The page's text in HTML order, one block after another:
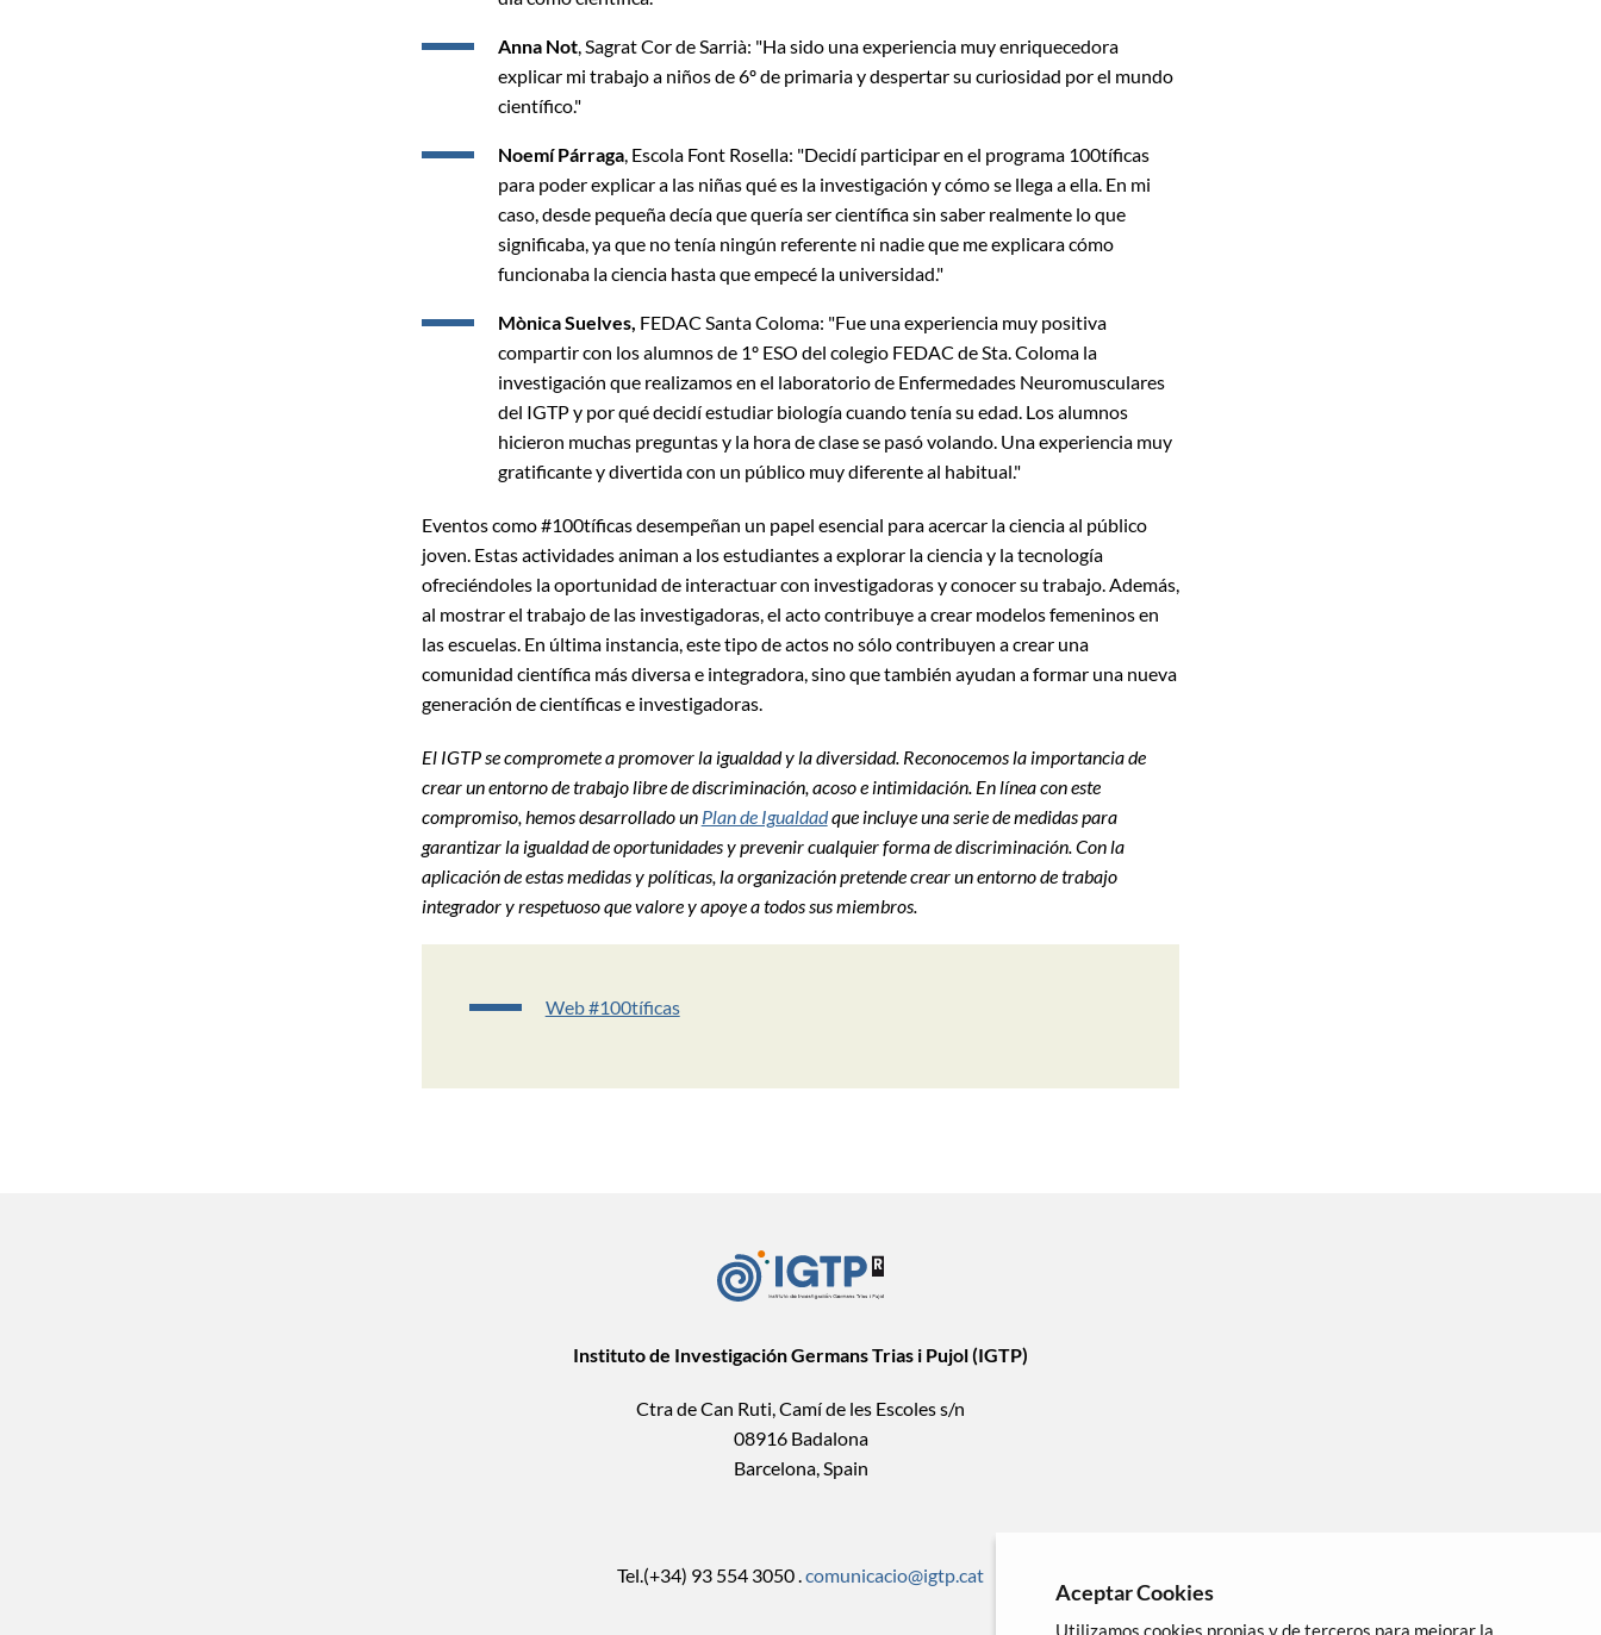
Anna Not, Sagrat Cor de Sarrià: "Ha sido una experiencia muy enriquecedora
explicar mi trabajo a niños de 6º de primaria y despertar su curiosidad por el mundo
científico."
Noemí Párraga, Escola Font Rosella: "Decidí participar en el programa 100tíficas
para poder explicar a las niñas qué es la investigación y cómo se llega a ella. En mi
caso, desde pequeña decía que quería ser científica sin saber realmente lo que
significaba, ya que no tenía ningún referente ni nadie que me explicara cómo
funcionaba la ciencia hasta que empecé la universidad."
Mònica Suelves, FEDAC Santa Coloma: "Fue una experiencia muy positiva
compartir con los alumnos de 1º ESO del colegio FEDAC de Sta. Coloma la
investigación que realizamos en el laboratorio de Enfermedades Neuromusculares
del IGTP y por qué decidí estudiar biología cuando tenía su edad. Los alumnos
hicieron muchas preguntas y la hora de clase se pasó volando. Una experiencia muy
gratificante y divertida con un público muy diferente al habitual."
Eventos como #100tíficas desempeñan un papel esencial para acercar la ciencia al público
joven. Estas actividades animan a los estudiantes a explorar la ciencia y la tecnología
ofreciéndoles la oportunidad de interactuar con investigadoras y conocer su trabajo. Además,
al mostrar el trabajo de las investigadoras, el acto contribuye a crear modelos femeninos en
las escuelas. En última instancia, este tipo de actos no sólo contribuyen a crear una
comunidad científica más diversa e integradora, sino que también ayudan a formar una nueva
generación de científicas e investigadoras.
El IGTP se compromete a promover la igualdad y la diversidad. Reconocemos la importancia de
crear un entorno de trabajo libre de discriminación, acoso e intimidación. En línea con este
compromiso, hemos desarrollado un Plan de Igualdadque incluye una serie de medidas para
garantizar la igualdad de oportunidades y prevenir cualquier forma de discriminación. Con la
aplicación de estas medidas y políticas, la organización pretende crear un entorno de trabajo
integrador y respetuoso que valore y apoye a todos sus miembros.
Web #100tíficas
Instituto de Investigación Germans Trias i Pujol (IGTP)
Ctra de Can Ruti, Camí de les Escoles s/n
08916 Badalona
Barcelona, Spain
Tel.(+34) 93 554 3050 .comunicacio@igtp.cat
Aceptar Cookies
Utilizamos cookies propias y de terceros para mejorar la